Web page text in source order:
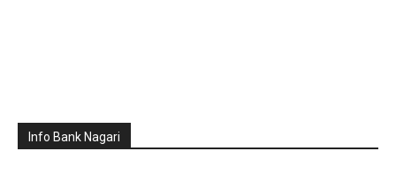
Info Bank Nagari